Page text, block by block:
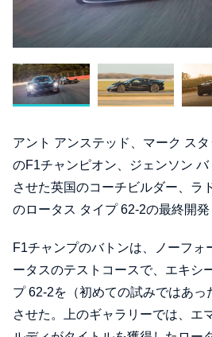
アント アンステッド、マーク ス
のF1チャンピオン、ジェンソン
させた英国のコーチビルダー、ラ
のロータス タイプ 62-2の最終開発
F1チャンプのバトンは、ノーフォ
ータスのテストコースで、エキシ
プ 62-2を（初めての試みではあっ
させた。上のギャラリーでは、エ